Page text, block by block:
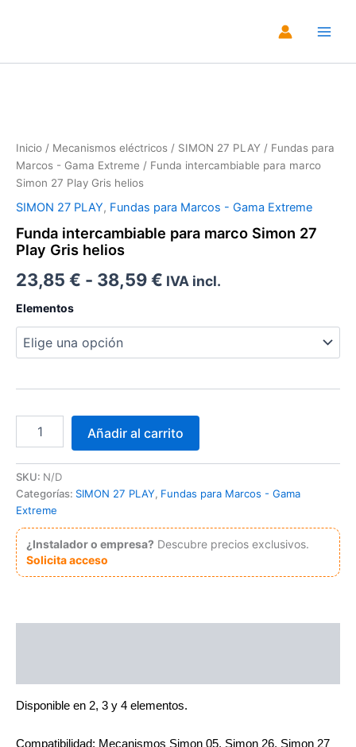
Inicio / Mecanismos eléctricos / SIMON 27 PLAY / Fundas para
Marcos - Gama Extreme / Funda intercambiable para marco
Simon 27 Play Gris helios
SIMON 27 PLAY, Fundas para Marcos - Gama Extreme
Funda intercambiable para marco Simon 27
Play Gris helios
23,85 € - 38,59€ Rango
desde
23,85 €
hasta
38,59 €
IVA incl.
Elementos
intercambiable
marco
27
Play
Gris
helios
cantidad
Añadir al carrito
SKU: N/D
Categorías: SIMON 27 PLAY, Fundas para Marcos - Gama
Extreme
¿Instalador o empresa? Descubre precios exclusivos.
Solicita acceso
Disponible en 2, 3 y 4 elementos.
Compatibilidad: Mecanismos Simon 05, Simon 26, Simon 27